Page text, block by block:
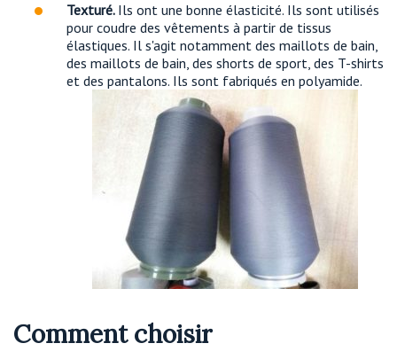
Texturé. Ils ont une bonne élasticité. Ils sont utilisés
pour coudre des vêtements à partir de tissus
élastiques. Il s'agit notamment des maillots de bain,
des maillots de bain, des shorts de sport, des T-shirts
et des pantalons. Ils sont fabriqués en polyamide.
Comment choisir